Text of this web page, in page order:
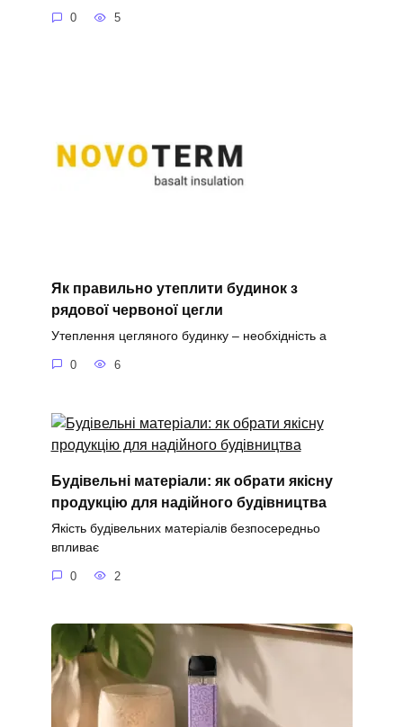
0 5
Як правильно утеплити будинок з
рядової червоної цегли
Утеплення цегляного будинку – необхідність а
0 6
Будівельні матеріали: як обрати якісну
продукцію для надійного будівництва
Якість будівельних матеріалів безпосередньо
впливає
0 2